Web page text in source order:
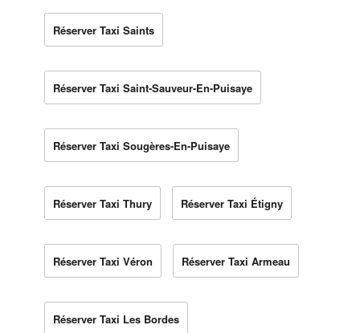
Réserver Taxi Saints
Réserver Taxi Saint-Sauveur-En-Puisaye
Réserver Taxi Sougères-En-Puisaye
Réserver Taxi Thury Réserver Taxi Étigny
Réserver Taxi Véron Réserver Taxi Armeau
Réserver Taxi Les Bordes